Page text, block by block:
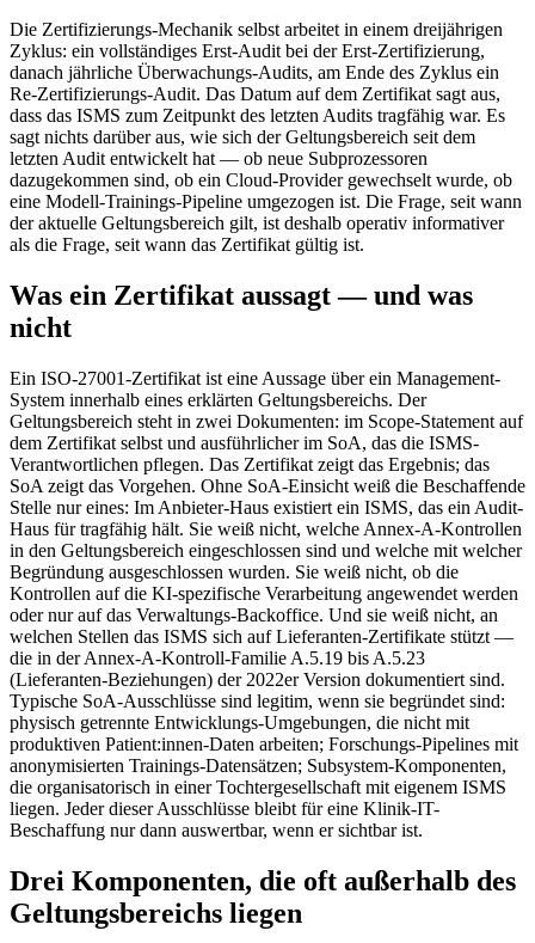
Die Zertifizierungs-Mechanik selbst arbeitet in einem dreijährigen
Zyklus: ein vollständiges Erst-Audit bei der Erst-Zertifizierung,
danach jährliche Überwachungs-Audits, am Ende des Zyklus ein
Re-Zertifizierungs-Audit. Das Datum auf dem Zertifikat sagt aus,
dass das ISMS zum Zeitpunkt des letzten Audits tragfähig war. Es
sagt nichts darüber aus, wie sich der Geltungsbereich seit dem
letzten Audit entwickelt hat — ob neue Subprozessoren
dazugekommen sind, ob ein Cloud-Provider gewechselt wurde, ob
eine Modell-Trainings-Pipeline umgezogen ist. Die Frage, seit wann
der aktuelle Geltungsbereich gilt, ist deshalb operativ informativer
als die Frage, seit wann das Zertifikat gültig ist.
Was ein Zertifikat aussagt — und was
nicht
Ein ISO-27001-Zertifikat ist eine Aussage über ein Management-
System innerhalb eines erklärten Geltungsbereichs. Der
Geltungsbereich steht in zwei Dokumenten: im Scope-Statement auf
dem Zertifikat selbst und ausführlicher im SoA, das die ISMS-
Verantwortlichen pflegen. Das Zertifikat zeigt das Ergebnis; das
SoA zeigt das Vorgehen. Ohne SoA-Einsicht weiß die Beschaffende
Stelle nur eines: Im Anbieter-Haus existiert ein ISMS, das ein Audit-
Haus für tragfähig hält. Sie weiß nicht, welche Annex-A-Kontrollen
in den Geltungsbereich eingeschlossen sind und welche mit welcher
Begründung ausgeschlossen wurden. Sie weiß nicht, ob die
Kontrollen auf die KI-spezifische Verarbeitung angewendet werden
oder nur auf das Verwaltungs-Backoffice. Und sie weiß nicht, an
welchen Stellen das ISMS sich auf Lieferanten-Zertifikate stützt —
die in der Annex-A-Kontroll-Familie A.5.19 bis A.5.23
(Lieferanten-Beziehungen) der 2022er Version dokumentiert sind.
Typische SoA-Ausschlüsse sind legitim, wenn sie begründet sind:
physisch getrennte Entwicklungs-Umgebungen, die nicht mit
produktiven Patient:innen-Daten arbeiten; Forschungs-Pipelines mit
anonymisierten Trainings-Datensätzen; Subsystem-Komponenten,
die organisatorisch in einer Tochtergesellschaft mit eigenem ISMS
liegen. Jeder dieser Ausschlüsse bleibt für eine Klinik-IT-
Beschaffung nur dann auswertbar, wenn er sichtbar ist.
Drei Komponenten, die oft außerhalb des
Geltungsbereichs liegen